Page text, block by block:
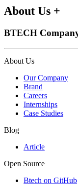
About Us +
BTECH
About Us
Our Company
Brand
Careers
Internships
Case Studies
Blog
Article
Open Source
Btech on GitHub